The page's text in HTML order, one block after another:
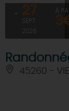
27
SEPT
2026
À
45260 -